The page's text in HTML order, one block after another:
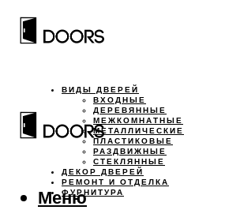
ВИДЫ ДВЕРЕЙ
ВХОДНЫЕ
ДЕРЕВЯННЫЕ
МЕЖКОМНАТНЫЕ
МЕТАЛЛИЧЕСКИЕ
ПЛАСТИКОВЫЕ
РАЗДВИЖНЫЕ
СТЕКЛЯННЫЕ
ДЕКОР ДВЕРЕЙ
РЕМОНТ И ОТДЕЛКА
ФУРНИТУРА
Меню